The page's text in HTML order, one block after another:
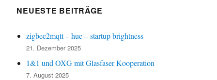
NEUESTE BEITRÄGE
zigbee2mqtt – hue – startup brightness
21. Dezember 2025
1&1 und OXG mit Glasfaser Kooperation
7. August 2025